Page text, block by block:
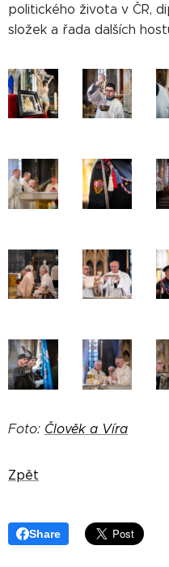
politického života v ČR,
složek a řada dalších
Foto: Člověk a Víra
Zpět
Share